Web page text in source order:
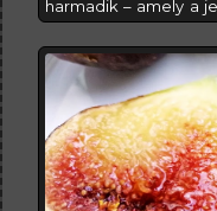
harmadik – amely a
barna aszalódó
linkekre kattintva
Budai barna
aszalható fajta. Az